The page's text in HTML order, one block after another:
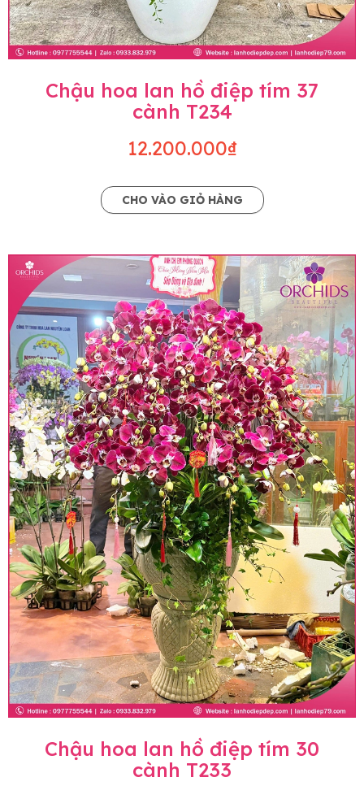
Chậu hoa lan hồ điệp tím 37
cành T234
12.200.000₫
CHO VÀO GIỎ HÀNG
Chậu hoa lan hồ điệp tím 30
cành T233